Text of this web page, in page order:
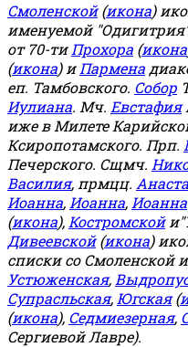
Смоленской(икона)
именуемой
от 70-тиПрохора (икона
(икона) иПармена
еп. Тамбовского. Собор
Иулиана. Мч. Евстафия
иже в Милете
Ксиропотамского. Прп.
Печерского. Сщмч.
Василия, прмцц.
Иоанна, Иоанна, Иоанна
(икона), Костромской
Дивеевской(икона)
списки со Смоленской
Устюженская,
Супрасльская, Югская(
(икона), Седмиезерная,
Сергиевой Лавре).